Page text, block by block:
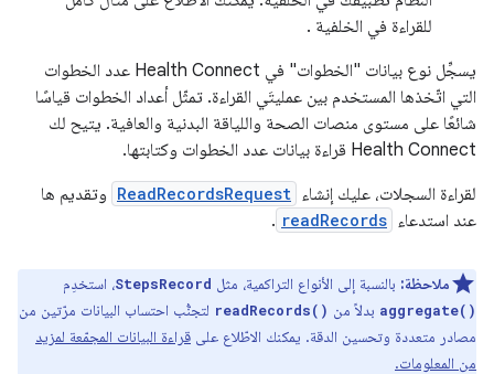
للقراءة في الخلفية .
يسجِّل نوع بيانات "الخطوات" في Health Connect عدد الخطوات
التي اتّخذها المستخدم بين عمليتَي القراءة. تمثّل أعداد الخطوات قياسًا
شائعًا على مستوى منصات الصحة واللياقة البدنية والعافية. يتيح لك
Health Connect قراءة بيانات عدد الخطوات وكتابتها.
لقراءة السجلات، عليك إنشاء ReadRecordsRequest وتقديم ها
عند استدعاء readRecords
.
ملاحظة: بالنسبة إلى الأنواع التراكمية، مثل StepsRecord، استخدِم
aggregate() بدلاً من readRecords() لتجنُّب احتساب البيانات مرّتين من
مصادر متعددة وتحسين الدقة. يمكنك الاطّلاع على قراءة البيانات المجمّعة لمزيد
من المعلومات.